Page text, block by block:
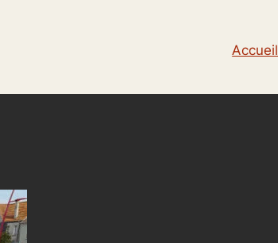
Accueil